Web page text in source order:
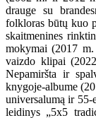
drauge su
folkloras būtų kuo
skaitmenines
mokymai (2017
vaizdo klipai
Nepamiršta ir
knygoje-albume
universalumą ir 55-
leidinys „5x5